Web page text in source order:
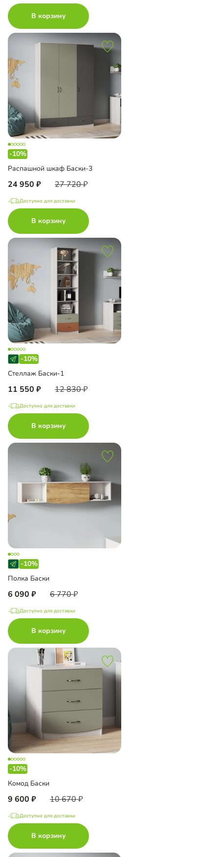
В корзину
-10%
Распашной шкаф Баски-3
24 950 27 720
Доступно для доставки
В корзину
-10%
Стеллаж Баски-1
11 550 12 830
Доступно для доставки
В корзину
-10%
Полка Баски
6 090 6 770
Доступно для доставки
В корзину
-10%
Комод Баски
9 600 10 670
Доступно для доставки
В корзину